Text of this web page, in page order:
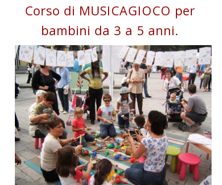
Corso di MUSICAGIOCO per
bambini da 3 a 5 anni.